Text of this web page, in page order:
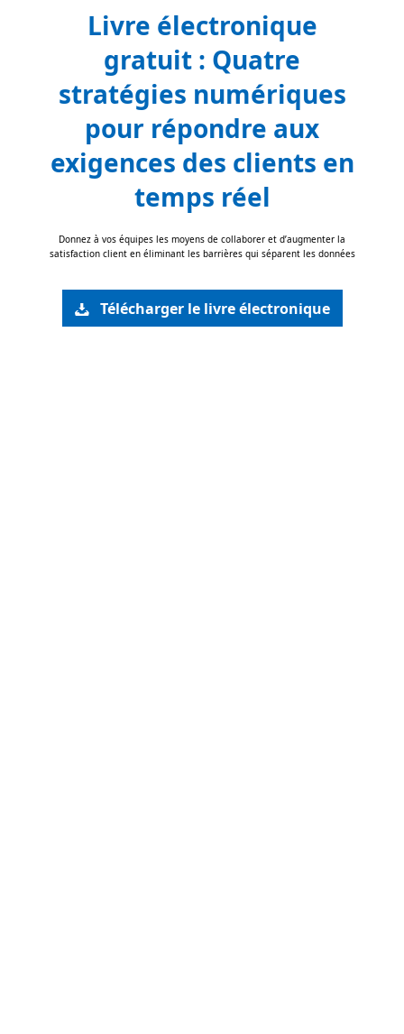
Livre électronique
gratuit : Quatre
stratégies numériques
pour répondre aux
exigences des clients en
temps réel
Donnez à vos équipes les moyens de collaborer et d’augmenter la
satisfaction client en éliminant les barrières qui séparent les données
Télécharger le livre électronique